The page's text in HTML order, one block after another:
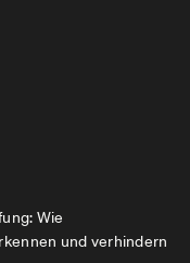
Wie
und verhindern